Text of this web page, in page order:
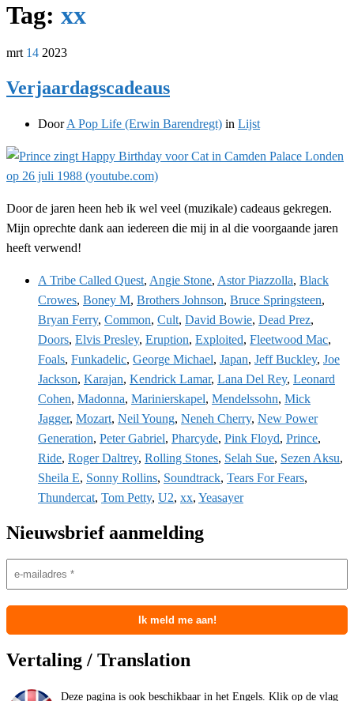
Tag: xx
mrt 14 2023
Verjaardagscadeaus
DoorA Pop Life (Erwin Barendregt) in Lijst
Door de jaren heen heb ik wel veel (muzikale) cadeaus gekregen.
Mijn oprechte dank aan iedereen die mij in al die voorgaande jaren
heeft verwend!
A Tribe Called Quest, Angie Stone, Astor Piazzolla, Black
Crowes, Boney M, Brothers Johnson, Bruce Springsteen,
Bryan Ferry, Common, Cult, David Bowie, Dead Prez,
Doors, Elvis Presley, Eruption, Exploited, Fleetwood Mac,
Foals, Funkadelic, George Michael, Japan, Jeff Buckley, Joe
Jackson, Karajan, Kendrick Lamar, Lana Del Rey, Leonard
Cohen, Madonna, Marinierskapel, Mendelssohn, Mick
Jagger, Mozart, Neil Young, Neneh Cherry, New Power
Generation, Peter Gabriel, Pharcyde, Pink Floyd, Prince,
Ride, Roger Daltrey, Rolling Stones, Selah Sue, Sezen Aksu,
Sheila E, Sonny Rollins, Soundtrack, Tears For Fears,
Thundercat, Tom Petty, U2, xx, Yeasayer
Nieuwsbrief aanmelding
Vertaling / Translation
Deze pagina is ook beschikbaar in het Engels. Klik op de vlag